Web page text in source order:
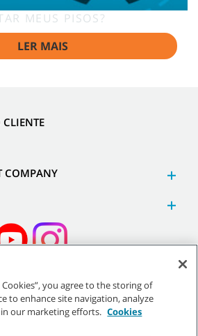
MEUS PISOS?
LER MAIS
COMPANY
Todos os direitos reservados.
Cookies”, you agree to the storing of
to enhance site navigation, analyze
in our marketing efforts. Cookies